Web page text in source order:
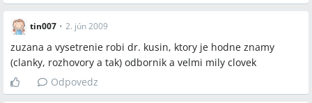
tin007 • 2. jún 2009
zuzana a vysetrenie robi dr. kusin, ktory je hodne znamy
(clanky, rozhovory a tak) odbornik a velmi mily clovek
Odpovedz